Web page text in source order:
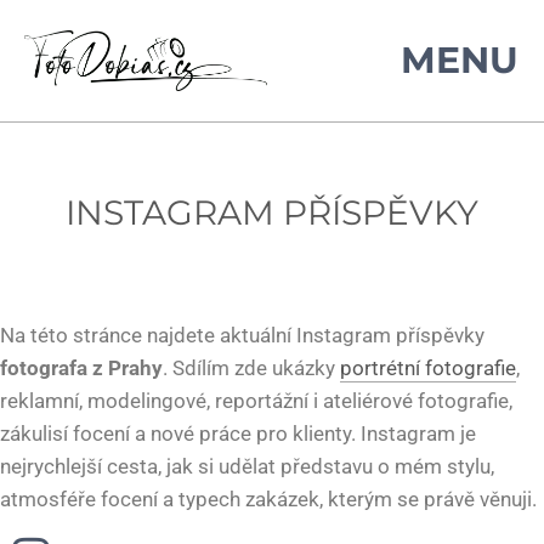
INSTAGRAM PŘÍSPĚVKY
Na této stránce najdete aktuální Instagram příspěvky
fotografa z Prahy. Sdílím zde ukázky portrétní fotografie,
reklamní, modelingové, reportážní i ateliérové fotografie,
zákulisí focení a nové práce pro klienty. Instagram je
nejrychlejší cesta, jak si udělat představu o mém stylu,
atmosféře focení a typech zakázek, kterým se právě věnuji.